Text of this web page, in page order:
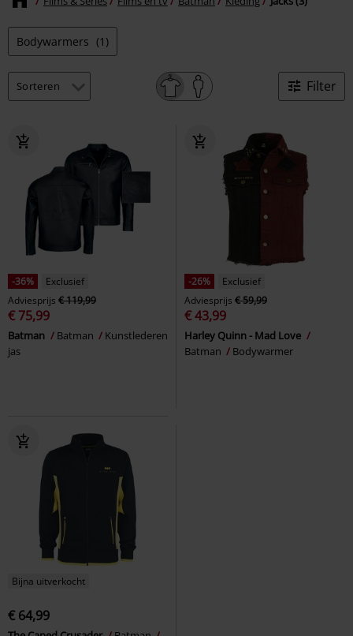
Bodywarmers (1)
Filter
-36%
Exclusief
Adviesprijs € 119,99
€ 75,99
Batman Batman
Kunstlederen
jas
-26%
Exclusief
Adviesprijs € 59,99
€ 43,99
Harley Quinn - Mad Love
Batman
Bodywarmer
Bijna uitverkocht
€ 64,99